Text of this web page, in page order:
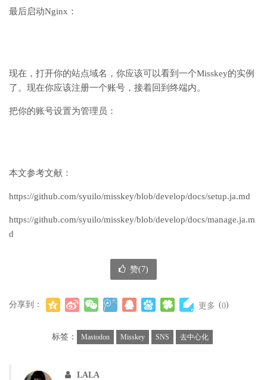
最后启动Nginx：
现在，打开你的站点域名，你应该可以看到一个Misskey的实例
了。现在你应该注册一个账号，接着回到终端内。
把你的账号设置为管理员：
本文参考文献：
https://github.com/syuilo/misskey/blob/develop/docs/setup.ja.md
https://github.com/syuilo/misskey/blob/develop/docs/manage.ja.m
d
赞(7)
分享到： 更多 (0)
标签： Mastodon Misskey SNS 去中心化
LALA